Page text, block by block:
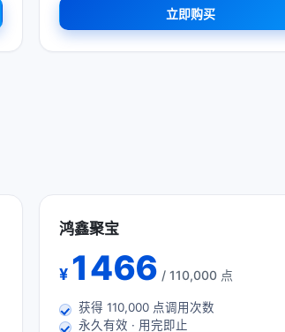
立即购买
鸿鑫聚宝
¥1466 / 110,000 点
获得 110,000点调用次数
永久有效 · 用完即止